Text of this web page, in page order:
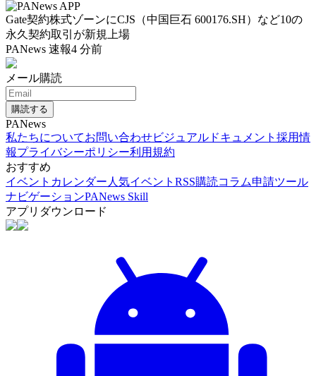
Gate契約株式ゾーンにCJS（中国巨石 600176.SH）など10の
永久契約取引が新規上場
PANews 速報4 分前
メール購読
購読する
PANews
私たちについてお問い合わせビジュアルドキュメント 採用情
報プライバシーポリシー利用規約
おすすめ
イベントカレンダー 人気イベント RSS購読コラム申請ツール
ナビゲーションPANews Skill
アプリダウンロード